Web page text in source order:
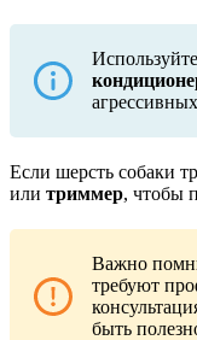
Если шерсть собаки
или триммер, чтобы
Важно
требуют
быть